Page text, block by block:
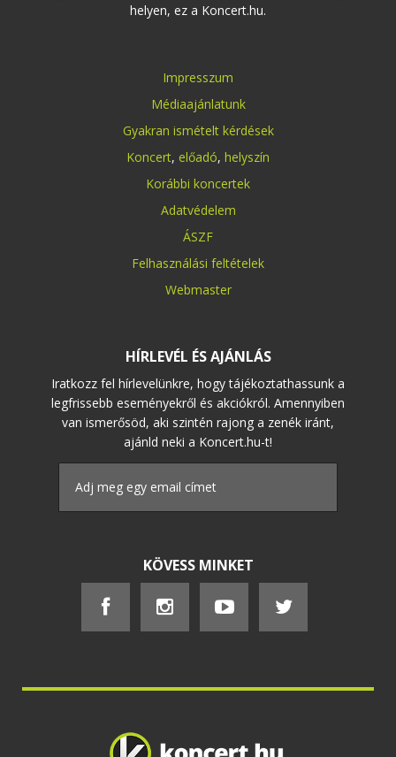
helyen, ez a Koncert.hu.
Impresszum
Médiaajánlatunk
Gyakran ismételt kérdések
Koncert, előadó, helyszín
Korábbi koncertek
Adatvédelem
ÁSZF
Felhasználási feltételek
Webmaster
HÍRLEVÉL ÉS AJÁNLÁS
Iratkozz fel hírlevelünkre, hogy tájékoztathassunk a
legfrissebb eseményekről és akciókról. Amennyiben
van ismerősöd, aki szintén rajong a zenék iránt,
ajánld neki a Koncert.hu-t!
KÖVESS MINKET